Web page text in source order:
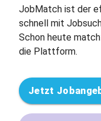
JobMatch ist der
schnell mit
Schon heute
die Plattform.
Jetzt